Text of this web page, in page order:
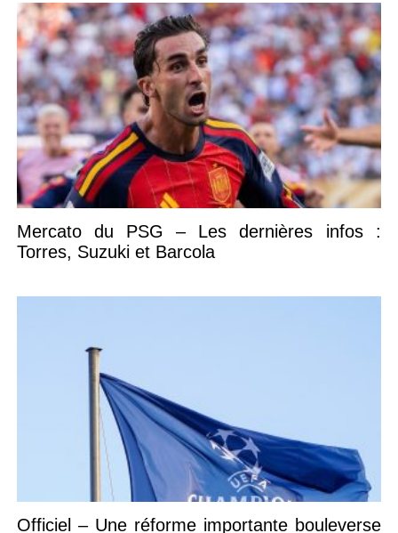
Mercato du PSG – Les dernières infos :
Torres, Suzuki et Barcola
Officiel – Une réforme importante bouleverse